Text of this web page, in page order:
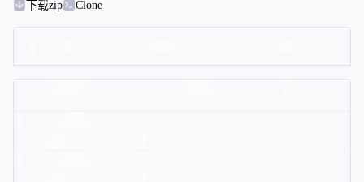
下载zip
Clone